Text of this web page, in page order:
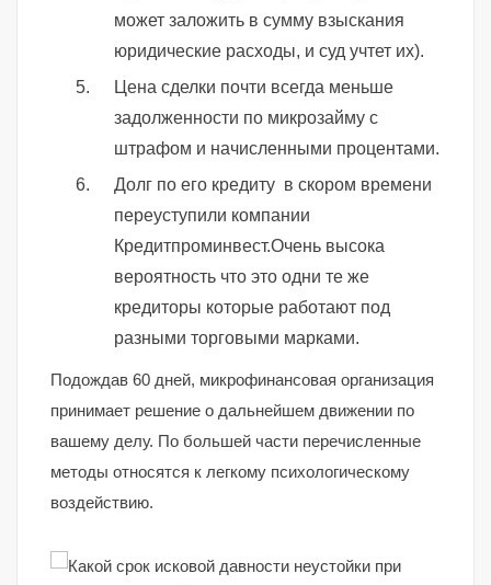
может заложить в сумму взыскания
юридические расходы, и суд учтет их).
Цена сделки почти всегда меньше
задолженности по микрозайму с
штрафом и начисленными процентами.
Долг по его кредиту в скором времени
переуступили компании
Кредитпроминвест.Очень высока
вероятность что это одни те же
кредиторы которые работают под
разными торговыми марками.
Подождав 60 дней, микрофинансовая организация
принимает решение о дальнейшем движении по
вашему делу. По большей части перечисленные
методы относятся к легкому психологическому
воздействию.